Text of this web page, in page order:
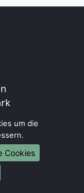
um die
Cookies